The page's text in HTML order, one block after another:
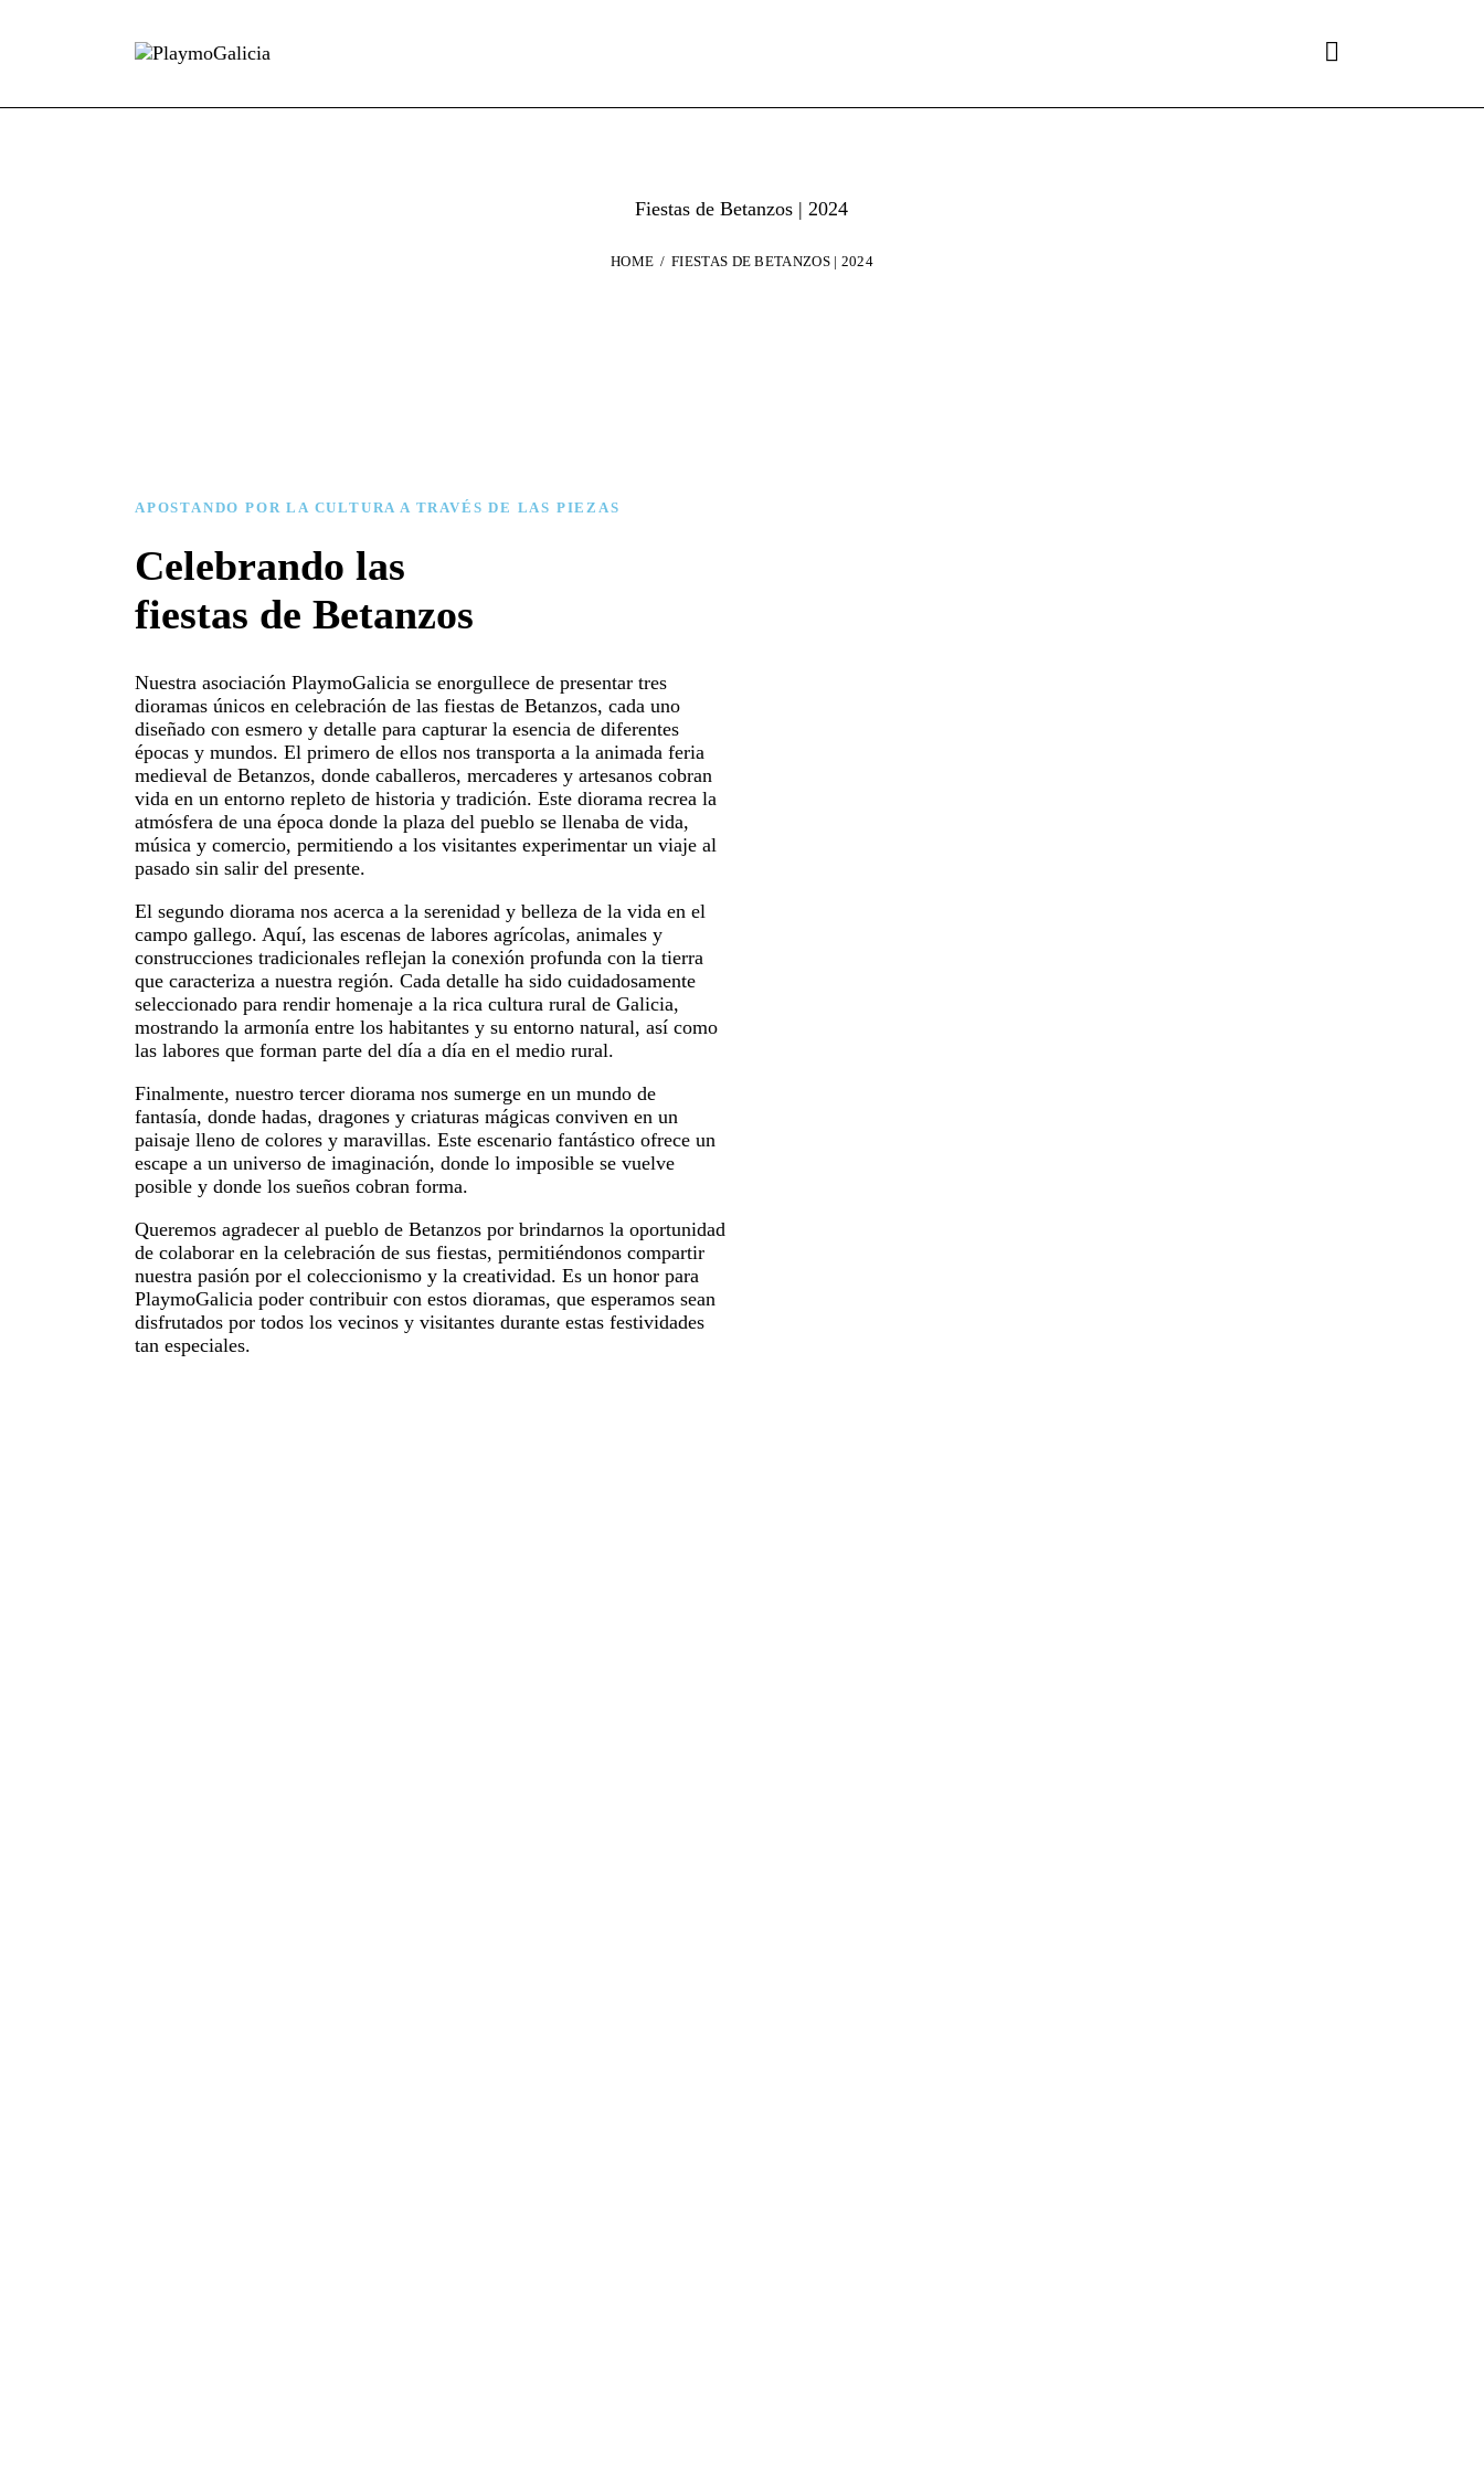
Fiestas de Betanzos | 2024
HOME FIESTAS DE BETANZOS | 2024
APOSTANDO POR LA CULTURA A TRAVÉS DE LAS PIEZAS
Celebrando las
fiestas de Betanzos
Nuestra asociación PlaymoGalicia se enorgullece de presentar tres
dioramas únicos en celebración de las fiestas de Betanzos, cada uno
diseñado con esmero y detalle para capturar la esencia de diferentes
épocas y mundos. El primero de ellos nos transporta a la animada feria
medieval de Betanzos, donde caballeros, mercaderes y artesanos cobran
vida en un entorno repleto de historia y tradición. Este diorama recrea la
atmósfera de una época donde la plaza del pueblo se llenaba de vida,
música y comercio, permitiendo a los visitantes experimentar un viaje al
pasado sin salir del presente.
El segundo diorama nos acerca a la serenidad y belleza de la vida en el
campo gallego. Aquí, las escenas de labores agrícolas, animales y
construcciones tradicionales reflejan la conexión profunda con la tierra
que caracteriza a nuestra región. Cada detalle ha sido cuidadosamente
seleccionado para rendir homenaje a la rica cultura rural de Galicia,
mostrando la armonía entre los habitantes y su entorno natural, así como
las labores que forman parte del día a día en el medio rural.
Finalmente, nuestro tercer diorama nos sumerge en un mundo de
fantasía, donde hadas, dragones y criaturas mágicas conviven en un
paisaje lleno de colores y maravillas. Este escenario fantástico ofrece un
escape a un universo de imaginación, donde lo imposible se vuelve
posible y donde los sueños cobran forma.
Queremos agradecer al pueblo de Betanzos por brindarnos la oportunidad
de colaborar en la celebración de sus fiestas, permitiéndonos compartir
nuestra pasión por el coleccionismo y la creatividad. Es un honor para
PlaymoGalicia poder contribuir con estos dioramas, que esperamos sean
disfrutados por todos los vecinos y visitantes durante estas festividades
tan especiales.